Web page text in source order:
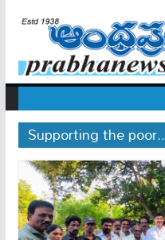
Supporting the poor..